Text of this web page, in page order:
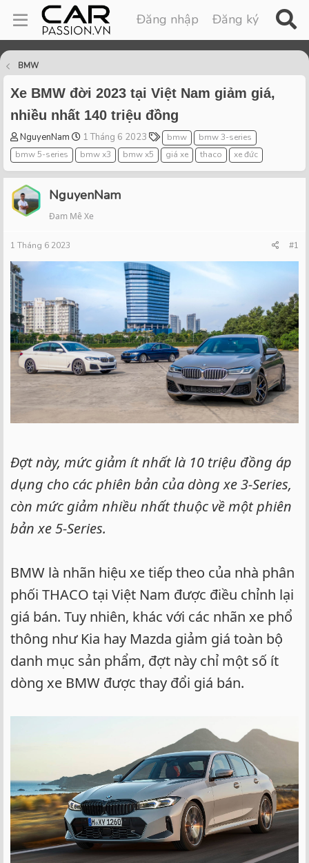
Đăng nhập Đăng ký
BMW
Xe BMW đời 2023 tại Việt Nam giảm giá,
nhiều nhất 140 triệu đồng
T
h
r
e
a
d
s
a
r
t
e
r
NguyenNam
S
t
a
r
t
a
1 Tháng 6 2023
T
a
g
s
bmw
bmw 3-series
bmw 5-series
bmw x3 bmw x5 giá xe thaco xe đức
NguyenNam
Đam Mê Xe
1 Tháng 6 2023 #1
Đợt này, mức giảm ít nhất là 10 triệu đồng áp
dụng cho các phiên bản của dòng xe 3-Series,
còn mức giảm nhiều nhất thuộc về một phiên
bản xe 5-Series.
BMW là nhãn hiệu xe tiếp theo của nhà phân
phối THACO tại Việt Nam được điều chỉnh lại
giá bán. Tuy nhiên, khác với các nhãn xe phổ
thông như Kia hay Mazda giảm giá toàn bộ
danh mục sản phẩm, đợt này chỉ một số ít
dòng xe BMW được thay đổi giá bán.